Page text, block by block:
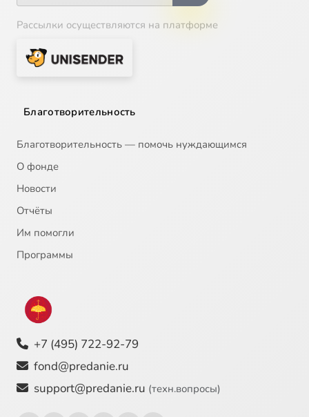
Рассылки осуществляются на платформе
Благотворительность
Благотворительность — помочь нуждающимся
О фонде
Новости
Отчёты
Им помогли
Программы
+7 (495) 722-92-79
fond@predanie.ru
support@predanie.ru (техн.вопросы)